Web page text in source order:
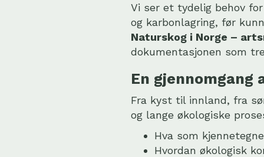
Vi ser et tydelig behov
og karbonlagring, før
Naturskog i Norge –
dokumentasjonen som
En gjennomgang
Fra kyst til innland, fra
og lange økologiske
Hva som
Hvordan økologisk